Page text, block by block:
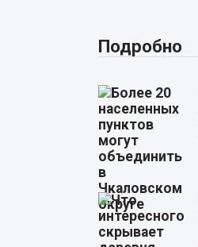
Подробно